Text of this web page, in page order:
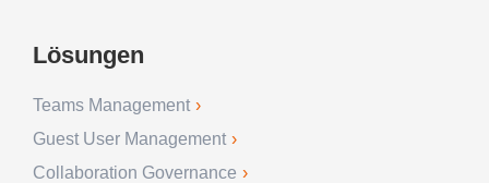
Lösungen
Teams Management
Guest User Management
Collaboration Governance